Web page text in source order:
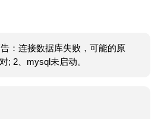
：连接数据库失败，可能的原
; 2、mysql未启动。